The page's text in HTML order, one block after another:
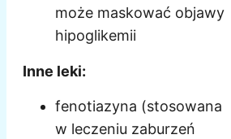
może maskować objawy
hipoglikemii
Inne leki:
fenotiazyna (stosowana
w leczeniu zaburzeń